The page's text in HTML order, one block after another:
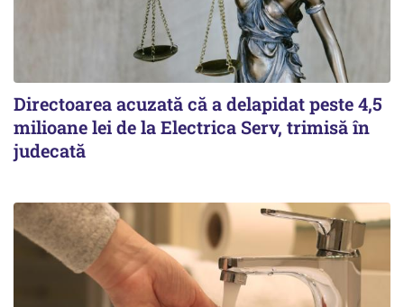
Directoarea acuzată că a delapidat peste 4,5
milioane lei de la Electrica Serv, trimisă în
judecată